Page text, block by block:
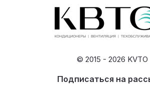
© 2015 - 2026 KVTO
Подписаться на